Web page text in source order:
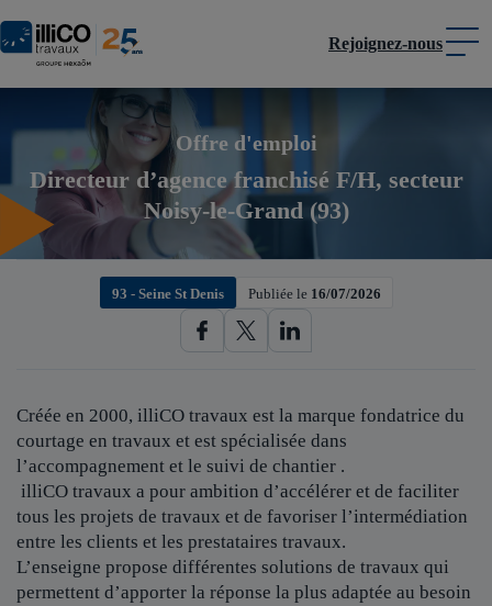
Panneau de gestion des cookies
Rejoignez-nous
Offre d'emploi
Directeur d’agence franchisé F/H, secteur
Noisy-le-Grand (93)
93 - Seine St Denis Publiée le 16/07/2026
Créée en 2000, illiCO travaux est la marque fondatrice du
courtage en travaux et est spécialisée dans
l’accompagnement et le suivi de chantier .
illiCO travaux a pour ambition d’accélérer et de faciliter
tous les projets de travaux et de favoriser l’intermédiation
entre les clients et les prestataires travaux.
L’enseigne propose différentes solutions de travaux qui
permettent d’apporter la réponse la plus adaptée au besoin